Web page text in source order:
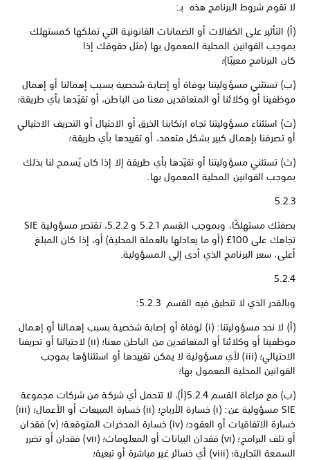
لا تقوم شروط البرنامج هذه بـ:
(أ) التأثير على الكفالات أو الضمانات القانونية التي تملكها كمستهلك
بموجب القوانين المحلية المعمول بها (مثل حقوقك إذا
كان البرنامج معيبًا)؛
(ب) تستثني مسؤوليتنا بوفاة أو إصابة شخصية بسبب إهمالنا أو إهمال
موظفينا أو وكلائنا أو المتعاقدين معنا من الباطن، أو تقيّدها بأي طريقة؛
(ت) استثناء مسؤوليتنا تجاه ارتكابنا الخرق أو الاحتيال أو التحريف الاحتيالي
أو تصرفنا بإهمال كبير بشكل متعمد، أو تقييدها بأي طريقة؛
(ث) تستثني مسؤوليتنا أو تقيّدها بأي طريقة إلا إذا كان يُسمح لنا بذلك
بموجب القوانين المحلية المعمول بها.
5.2.3
بصفتك مستهلكًا، وبموجب القسم 5.2.1 و 5.2.2، تقتصر مسؤولية SIE
تجاهك على 100£ (أو ما يعادلها بالعملة المحلية) أو، إذا كان المبلغ
أعلى، سعر البرنامج الذي أدى إلى المسؤولية.
5.2.4
وبالقدر الذي لا تنطبق فيه القسم 5.2.3:
(أ) لا نحد مسؤوليتنا: (i) لوفاة أو إصابة شخصية بسبب إهمالنا أو إهمال
موظفينا أو وكلائنا أو المتعاقدين من الباطن معنا؛ (ii) لاحتيالنا أو تحريفنا
الاحتيالي؛ (iii) لأي مسؤولية لا يمكن تقييدها أو استثناؤها بموجب
القوانين المحلية المعمول بها؛
(ب) مع مراعاة القسم 5.2.4(أ)، لا تتحمل أي شركة من شركات مجموعة
SIE مسؤولية عن: (i) خسارة الأرباح؛ (ii) خسارة المبيعات أو الأعمال؛ (iii)
خسارة الاتفاقيات أو العقود؛ (iv) خسارة المدخرات المتوقعة؛ (v) فقدان
أو تلف البرامج؛ (vi) فقدان البيانات أو المعلومات؛ (vii) فقدان أو تضرر
السمعة التجارية؛ (viii) أي خسائر غير مباشرة أو تبعية؛